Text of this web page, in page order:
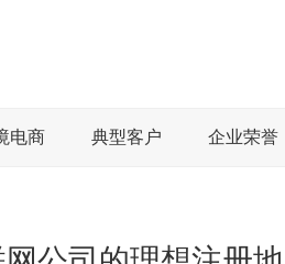
电商 典型客户 企业荣誉